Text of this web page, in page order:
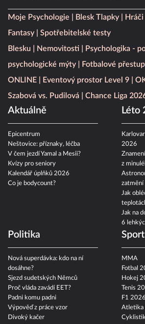
Moje Psychologie Blesk Tlapky
Fantasy
Spotřebitelské testy
Blesku
Nemovitosti
Psychologika -
psychologické mýty
Fotbalové
ONLINE
Eventový prostor Level 9
Szabová vs. Pudilová
Chance Liga
Aktuálně
Epicentrum
Neštovice: příznaky, léčba
V čem jezdí Yamal a Mesii?
Kvízy pro seniory
Kalendář úplňků 2026
Co je bodycount?
Léto
2026
z
zatmění
Jak
Jak na
6
Politika
Nová superdávka: kdo na ní
dosáhne?
Sjezd sudetských Němců
Proč vláda zavádí EET?
Padni komu padni
Výpověď z práce vzor
Divoký kačer
MMA
Fotbal
Hokej
Tenis
F1 2026
Atletika